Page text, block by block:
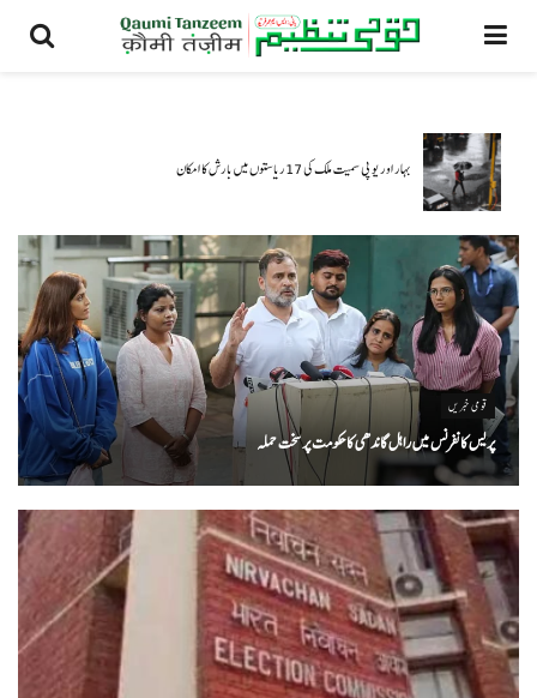
کھانے پینے کی 36 بڑی اشیاء میں سے 35 کی قیمتوں میں اضافہ
قومی خبریں
پریس کانفرنس میں راہل گاندھی کا حکومت پر سخت حملہ